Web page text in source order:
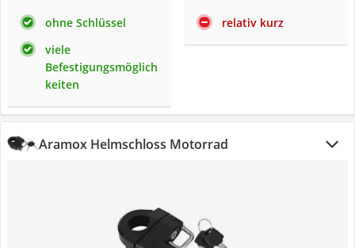
ohne Schlüssel
viele
Befestigungsmöglich
keiten
relativ kurz
Aramox Helmschloss Motorrad